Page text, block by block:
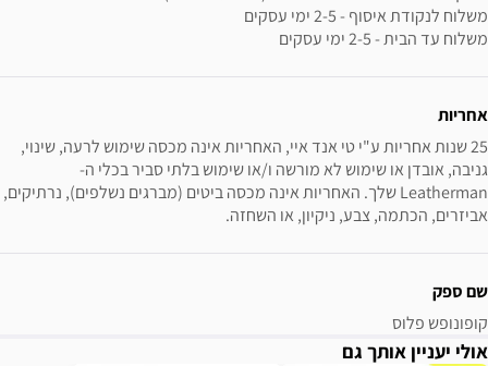
משלוח עד הבית - 2-5 ימי עסקים
אחריות
אביזרים, הכתמה, צבע, ניקיון, או השחזה.
שם ספק
קופונופש פלוס
אולי יעניין אותך גם